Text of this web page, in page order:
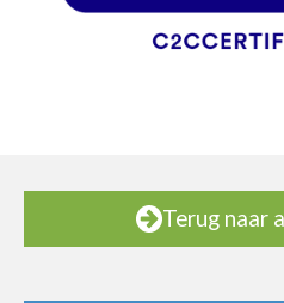
Terug naar